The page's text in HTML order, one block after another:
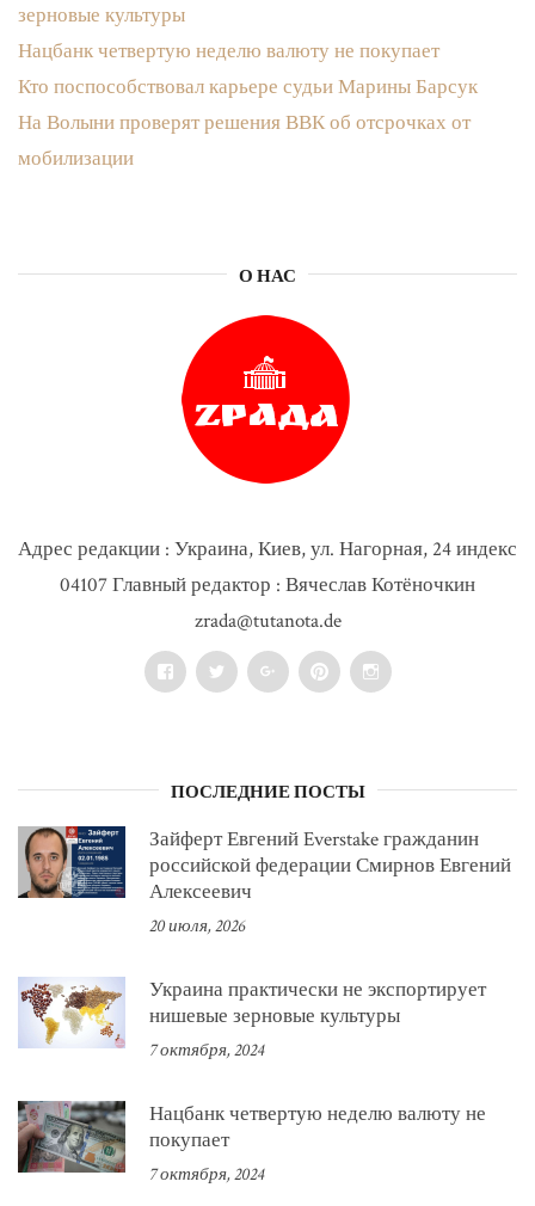
зерновые культуры
Нацбанк четвертую неделю валюту не покупает
Кто поспособствовал карьере судьи Марины Барсук
На Волыни проверят решения ВВК об отсрочках от
мобилизации
О НАС
Адрес редакции : Украина, Киев, ул. Нагорная, 24 индекс
04107 Главный редактор : Вячеслав Котёночкин
zrada@tutanota.de
FacebookTwitter Google+PinterestInstagram
ПОСЛЕДНИЕ ПОСТЫ
Зайферт Евгений Everstake гражданин
российской федерации Смирнов Евгений
Алексеевич
20 июля, 2026
Украина практически не экспортирует
нишевые зерновые культуры
7 октября, 2024
Нацбанк четвертую неделю валюту не
покупает
7 октября, 2024